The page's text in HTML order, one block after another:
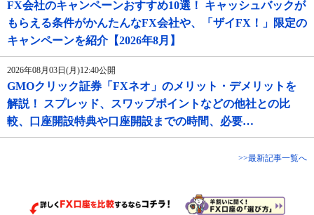
FX会社のキャンペーンおすすめ10選！ キャッシュバックが
もらえる条件がかんたんなFX会社や、「ザイFX！」限定の
キャンペーンを紹介【2026年8月】
2026年08月03日(月)12:40公開
GMOクリック証券「FXネオ」のメリット・デメリットを
解説！ スプレッド、スワップポイントなどの他社との比
較、口座開設特典や口座開設までの時間、必要…
>>最新記事一覧へ